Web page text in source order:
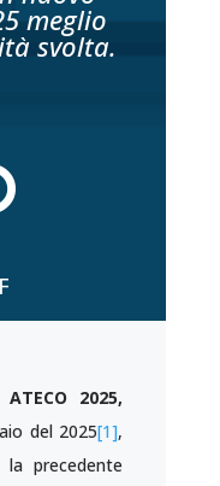
meglio
svolta.
2025,
del 2025[1],
precedente